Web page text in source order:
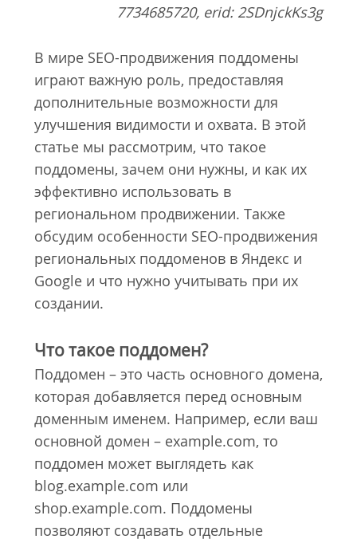
7734685720, erid: 2SDnjckKs3g
В мире SEO-продвижения поддомены
играют важную роль, предоставляя
дополнительные возможности для
улучшения видимости и охвата. В этой
статье мы рассмотрим, что такое
поддомены, зачем они нужны, и как их
эффективно использовать в
региональном продвижении. Также
обсудим особенности SEO-продвижения
региональных поддоменов в Яндекс и
Google и что нужно учитывать при их
создании.
Что такое поддомен?
Поддомен – это часть основного домена,
которая добавляется перед основным
доменным именем. Например, если ваш
основной домен – example.com, то
поддомен может выглядеть как
blog.example.com или
shop.example.com. Поддомены
позволяют создавать отдельные